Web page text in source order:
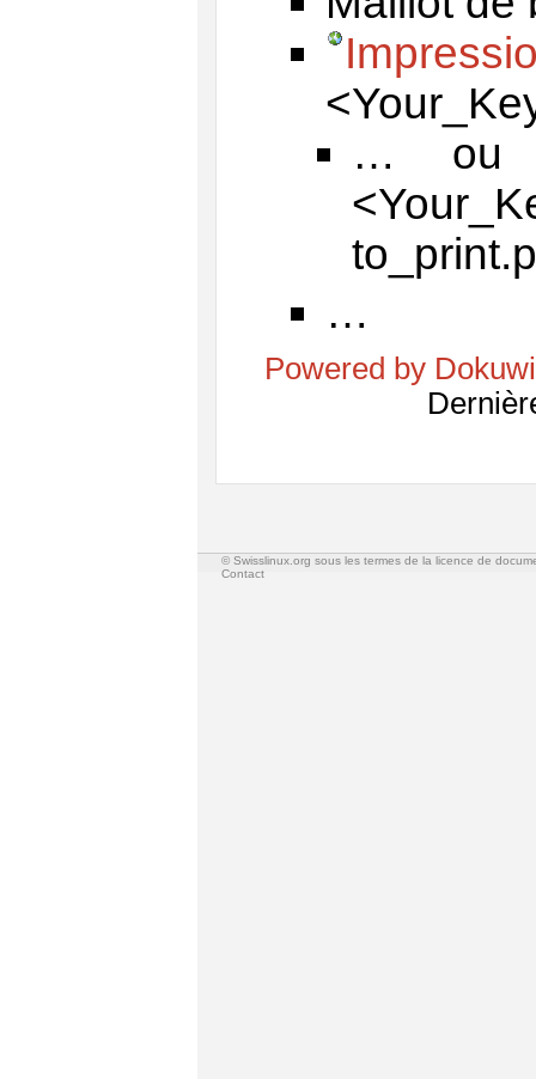
… ou
…
Powered by
© Swisslinux.org sous les termes de la licence de
Contact